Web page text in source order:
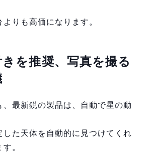
りも高価になります。
を推奨、写真を撮る
最新鋭の製品は、自動で星の動
した天体を自動的に見つけてくれ
。